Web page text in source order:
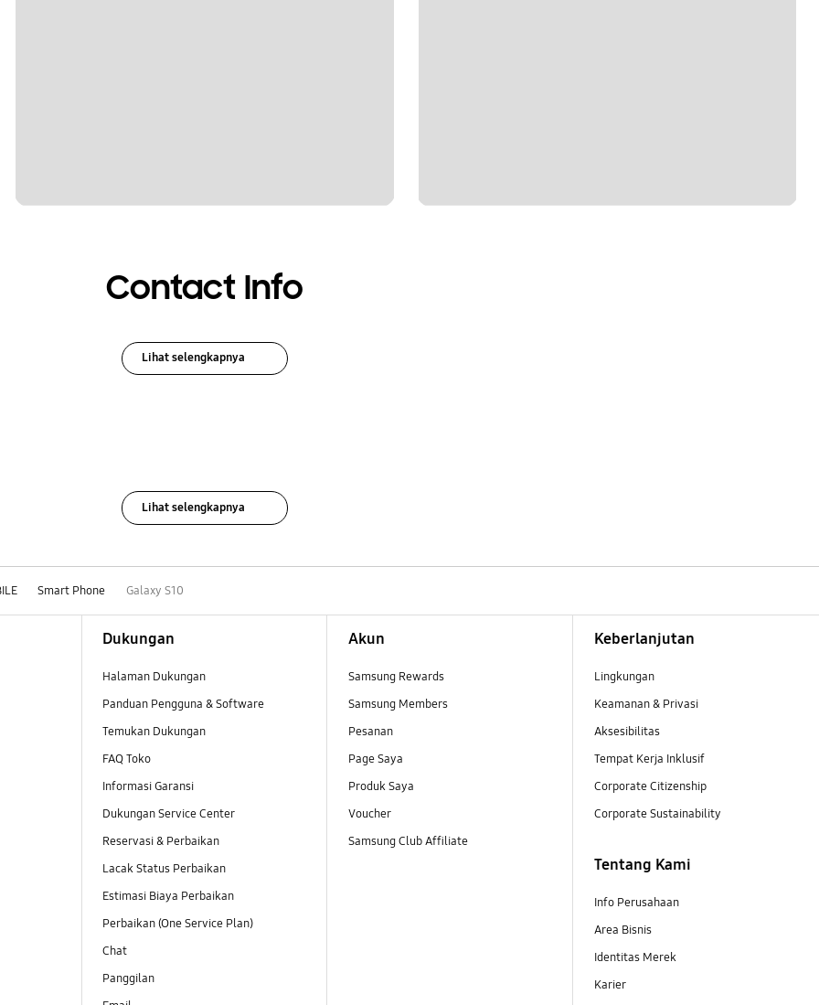
Contact Info
Lihat selengkapnya
Lihat selengkapnya
Smart Phone Galaxy S10
Dukungan
Halaman Dukungan
Panduan Pengguna & Software
Temukan Dukungan
FAQ Toko
Informasi Garansi
Dukungan Service Center
Reservasi & Perbaikan
Lacak Status Perbaikan
Estimasi Biaya Perbaikan
Perbaikan (One Service Plan)
Chat
Panggilan
Akun
Samsung Rewards
Samsung Members
Pesanan
Page Saya
Produk Saya
Voucher
Samsung Club Affiliate
Keberlanjutan
Lingkungan
Keamanan & Privasi
Aksesibilitas
Tempat Kerja Inklusif
Corporate Citizenship
Corporate Sustainability
Tentang Kami
Info Perusahaan
Area Bisnis
Identitas Merek
Karier